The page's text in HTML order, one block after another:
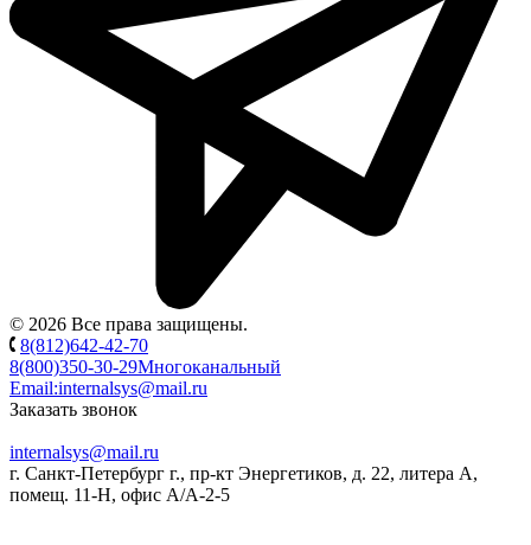
© 2026 Все права защищены.
8(812)642-42-70
8(800)350-30-29Многоканальный
Email:internalsys@mail.ru
Заказать звонок
internalsys@mail.ru
г. Санкт-Петербург г., пр-кт Энергетиков, д. 22, литера А,
помещ. 11-Н, офис А/А-2-5